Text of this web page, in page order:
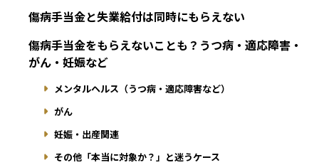
傷病手当金と失業給付は同時にもらえない
傷病手当金をもらえないことも？うつ病・適応障害・
がん・妊娠など
メンタルヘルス（うつ病・適応障害など）
がん
妊娠・出産関連
その他「本当に対象か？」と迷うケース